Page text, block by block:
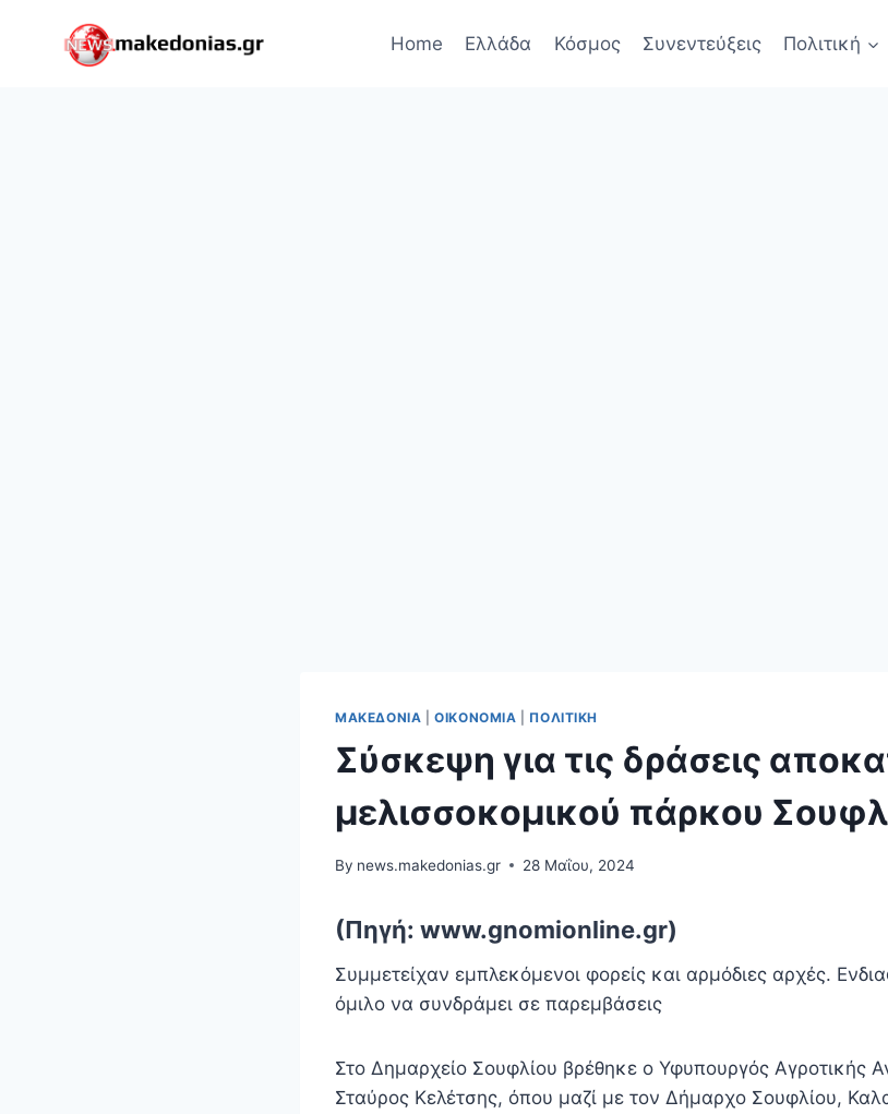
Home Ελλάδα Κόσμος Συνεντεύξεις Πολιτική
ΜΑΚΕΔΟΝΊΑ |ΟΙΚΟΝΟΜΊΑ ΠΟΛΙΤΙΚΉ
Σύσκεψη για τις δράσεις
μελισσοκομικού πάρκου
By news.makedonias.gr 28 Μαΐου, 2024
(Πηγή: www.gnomionline.gr)
Συμμετείχαν εμπλεκόμενοι φορείς και αρμόδιες αρχές.
όμιλο να συνδράμει σε
Στο Δημαρχείο Σουφλίου βρέθηκε ο Υφυπουργός Αγροτικής
Σταύρος Κελέτσης, όπου μαζί με τον Δήμαρχο Σουφλίου,